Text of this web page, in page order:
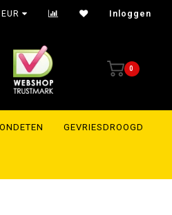
EUR Inloggen
0
GEVRIESDROOGD